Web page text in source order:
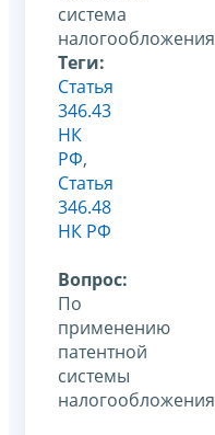
система
налогообложения
Теги:
Статья
346.43
НК
РФ,
Статья
346.48
НК РФ
Вопрос:
По
применению
патентной
системы
налогообложения